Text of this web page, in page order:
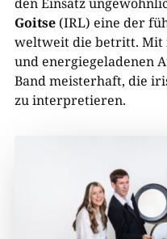
Goitse(IRL) eine der
weltweit die betritt. Mit
und energiegeladenen
Band meisterhaft, die
zu interpretieren.